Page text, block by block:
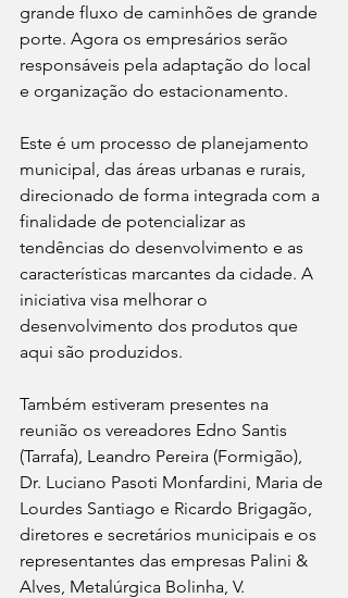
grande fluxo de caminhões de grande
porte. Agora os empresários serão
responsáveis pela adaptação do local
e organização do estacionamento.
Este é um processo de planejamento
municipal, das áreas urbanas e rurais,
direcionado de forma integrada com a
finalidade de potencializar as
tendências do desenvolvimento e as
características marcantes da cidade. A
iniciativa visa melhorar o
desenvolvimento dos produtos que
aqui são produzidos.
Também estiveram presentes na
reunião os vereadores Edno Santis
(Tarrafa), Leandro Pereira (Formigão),
Dr. Luciano Pasoti Monfardini, Maria de
Lourdes Santiago e Ricardo Brigagão,
diretores e secretários municipais e os
representantes das empresas Palini &
Alves, Metalúrgica Bolinha, V.